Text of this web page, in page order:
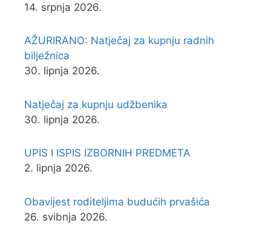
14. srpnja 2026.
AŽURIRANO: Natječaj za kupnju radnih
bilježnica
30. lipnja 2026.
Natječaj za kupnju udžbenika
30. lipnja 2026.
UPIS I ISPIS IZBORNIH PREDMETA
2. lipnja 2026.
Obavijest roditeljima budućih prvašića
26. svibnja 2026.